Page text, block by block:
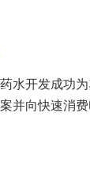
水开发成功
并向快速消